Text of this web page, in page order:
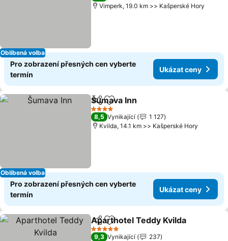
Oblíbená volba
Vimperk, 19.0 km >> Kašperské Hory
Pro zobrazení přesných cen vyberte
termín
Ukázat ceny
Oblíbená volba
SdíletPřidat na seznam oblíbených
Šumava Inn
4 Počet hvězdiček
8,5 Vynikající
1 127
Kvilda, 14.1 km >> Kašperské Hory
Pro zobrazení přesných cen vyberte
termín
Ukázat ceny
SdíletPřidat na seznam oblíbených
Aparthotel Teddy Kvilda
5 Počet hvězdiček
9,3 Vynikající
237